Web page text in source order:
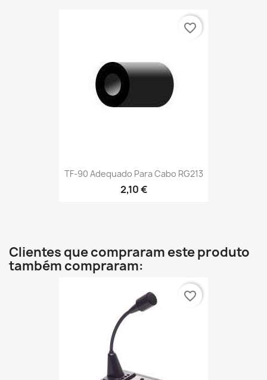
TF-90 Adequado Para Cabo RG213
2,10 €
favorite_border
Clientes que compraram este produto
também compraram:
favorite_border